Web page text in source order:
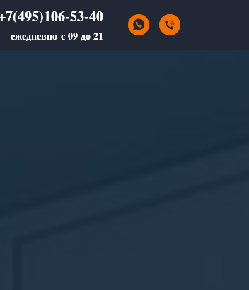
53-40
ежедневно с 09 до 21
53-40
ежедневно с 09 до 21